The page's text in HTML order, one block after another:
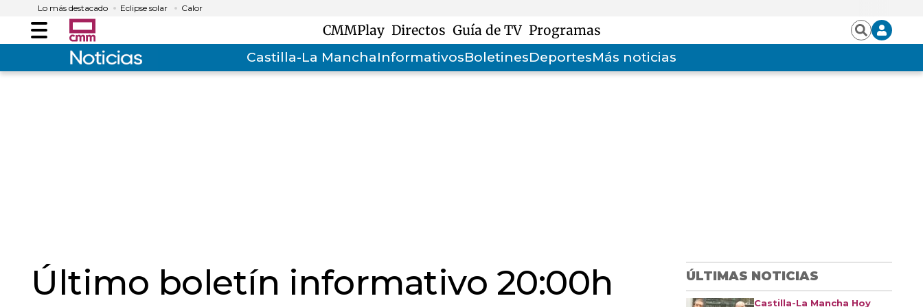
Lo más destacado Eclipse solar Calor
Menú CMMPlay Directos Guía de TV Programas BuscarIniciar
sesión
Castilla-La ManchaInformativosBoletinesDeportesMás noticias
Último boletín informativo 20:00h
ÚLTIMAS NOTICIAS
Castilla-La Mancha Hoy